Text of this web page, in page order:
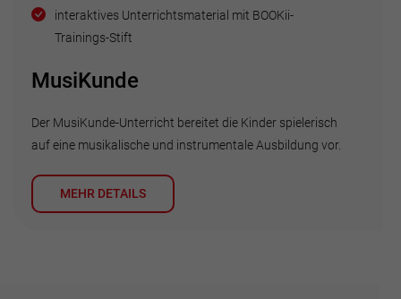
interaktives Unterrichtsmaterial mit BOOKii-
Trainings-Stift
MusiKunde
Der MusiKunde-Unterricht bereitet die Kinder spielerisch
auf eine musikalische und instrumentale Ausbildung vor.
MEHR DETAILS